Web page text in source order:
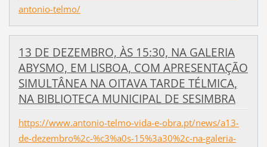
antonio-telmo/
13 DE DEZEMBRO, ÀS 15:30, NA GALERIA
ABYSMO, EM LISBOA, COM APRESENTAÇÃO
SIMULTÂNEA NA OITAVA TARDE TÉLMICA,
NA BIBLIOTECA MUNICIPAL DE SESIMBRA
https://www.antonio-telmo-vida-e-obra.pt/news/a13-
de-dezembro%2c-%c3%a0s-15%3a30%2c-na-galeria-